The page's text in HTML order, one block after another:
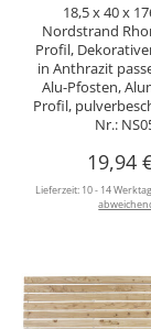
18,5 x 40 x
Nordstrand
Profil,
in Anthrazit
Alu-Pfosten,
Profil,
Nr.:
19,94
Lieferzeit: 10 - 14